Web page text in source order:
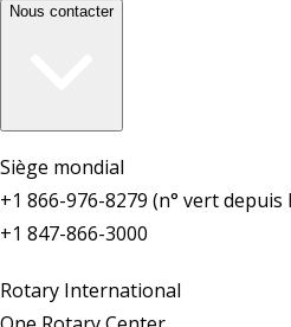
Nous contacter
Siège mondial
+1 866-976-8279 (n° vert depuis
+1 847-866-3000
Rotary International